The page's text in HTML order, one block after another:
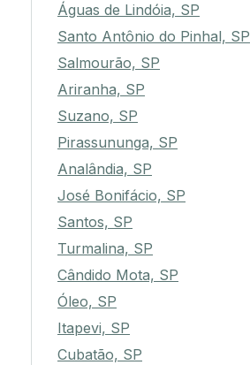
Águas de Lindóia, SP
Santo Antônio do Pinhal, SP
Salmourão, SP
Ariranha, SP
Suzano, SP
Pirassununga, SP
Analândia, SP
José Bonifácio, SP
Santos, SP
Turmalina, SP
Cândido Mota, SP
Óleo, SP
Itapevi, SP
Cubatão, SP